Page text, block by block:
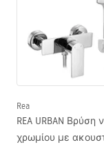
Τεχνολογία
Διάμετρος
Διάσταση
Εγγύηση
Pielęgnacja
Pielęgnacja.pdf
Rea
REA URBAN Βρύση
χρωμίου με